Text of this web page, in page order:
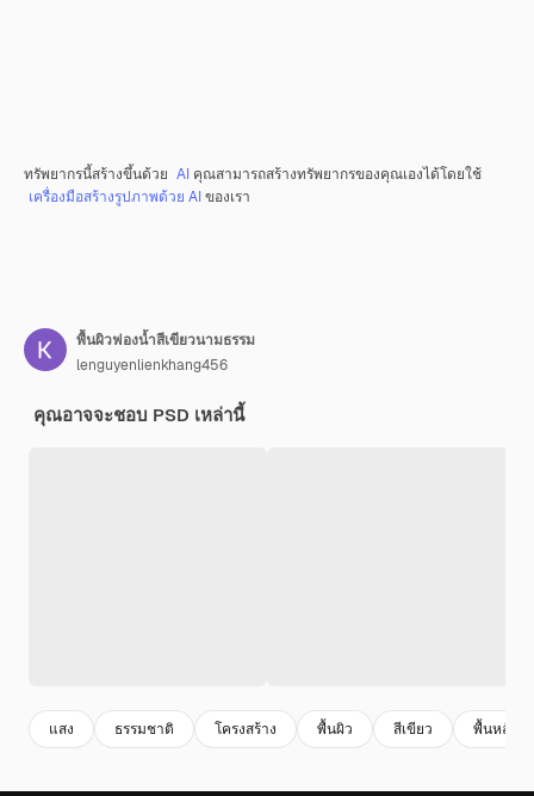
ทรัพยากรนี้สร้างขึ้นด้วย AI คุณสามารถสร้างทรัพยากรของคุณเองได้โดยใช้
เครื่องมือสร้างรูปภาพด้วย AIของเรา
พื้นผิวฟองน้ำสีเขียวนามธรรม
lenguyenlienkhang456
คุณอาจจะชอบ PSD เหล่านี้
แสง ธรรมชาติ โครงสร้าง พื้นผิว สีเขียว พื้นหลัง